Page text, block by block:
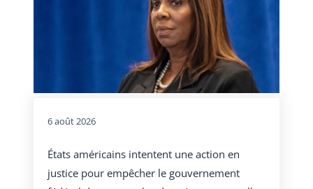
6 août 2026
États américains intentent une action en
justice pour empêcher le gouvernement